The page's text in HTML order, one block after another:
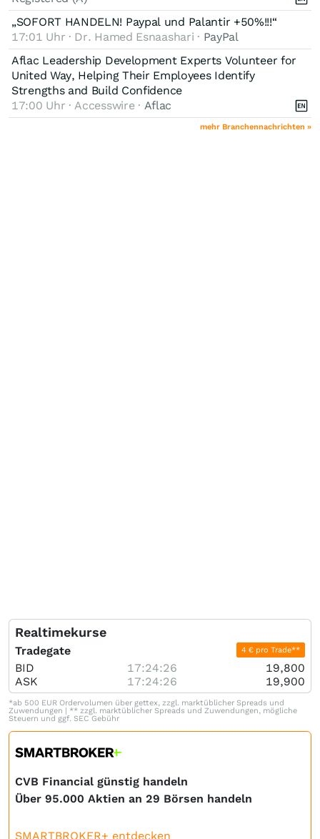
„SOFORT HANDELN! Paypal und Palantir +50%!!!“
17:01 Uhr · Dr. Hamed Esnaashari · PayPal
Aflac Leadership Development Experts Volunteer for
United Way, Helping Their Employees Identify
Strengths and Build Confidence
17:00 Uhr · Accesswire · Aflac
mehr Branchennachrichten »
Realtimekurse
Tradegate 4 € pro Trade**
BID 17:24:26
19,800
ASK
17:24:26 19,900
*ab 500 EUR Ordervolumen über gettex, zzgl. marktüblicher Spreads und
Zuwendungen | ** zzgl. marktüblicher Spreads und Zuwendungen, mögliche
Steuern und ggf. SEC Gebühr
CVB Financial günstig handeln
Über 95.000 Aktien an 29 Börsen handeln
SMARTBROKER+ entdecken